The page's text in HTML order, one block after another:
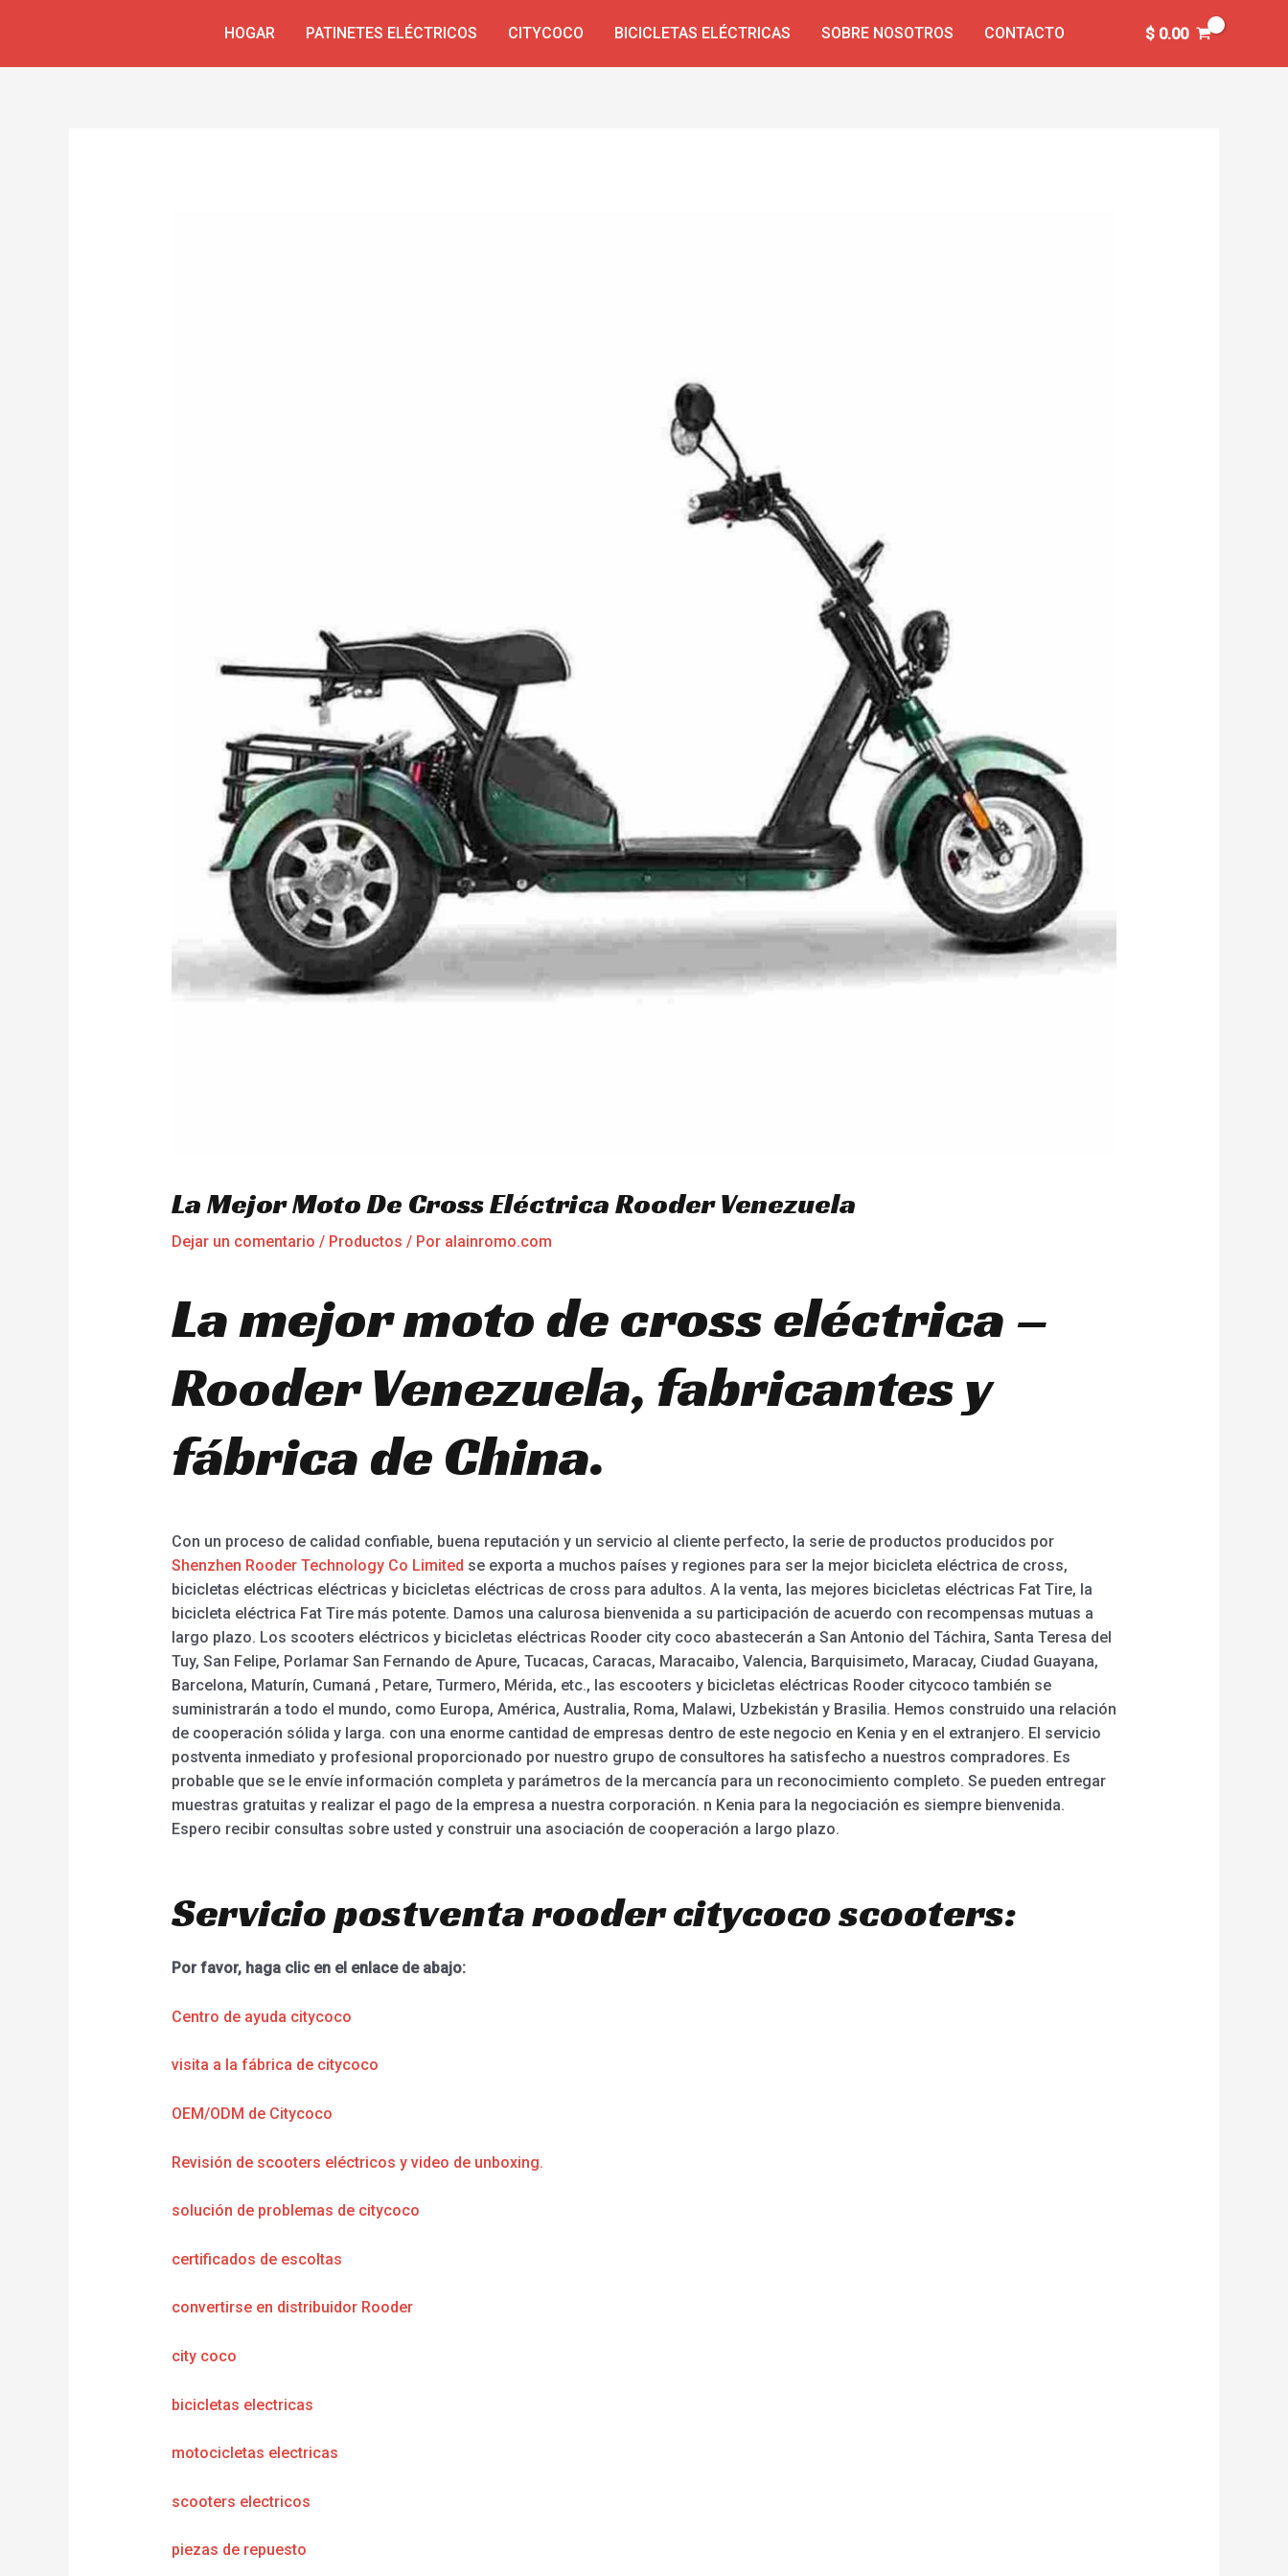
HOGAR PATINETES ELÉCTRICOS CITYCOCO BICICLETAS ELÉCTRICAS SOBRE NOSOTROS CONTACTO $0.00
La Mejor Moto De Cross Eléctrica Rooder Venezuela
Dejar un comentario / Productos / Por alainromo.com
La mejor moto de cross eléctrica –
Rooder Venezuela, fabricantes y
fábrica de China.
Con un proceso de calidad confiable, buena reputación y un servicio al cliente perfecto, la serie de productos producidos por
Shenzhen Rooder Technology Co Limited se exporta a muchos países y regiones para ser la mejor bicicleta eléctrica de cross,
bicicletas eléctricas eléctricas y bicicletas eléctricas de cross para adultos. A la venta, las mejores bicicletas eléctricas Fat Tire, la
bicicleta eléctrica Fat Tire más potente. Damos una calurosa bienvenida a su participación de acuerdo con recompensas mutuas a
largo plazo. Los scooters eléctricos y bicicletas eléctricas Rooder city coco abastecerán a San Antonio del Táchira, Santa Teresa del
Tuy, San Felipe, Porlamar San Fernando de Apure, Tucacas, Caracas, Maracaibo, Valencia, Barquisimeto, Maracay, Ciudad Guayana,
Barcelona, Maturín, Cumaná , Petare, Turmero, Mérida, etc., las escooters y bicicletas eléctricas Rooder citycoco también se
suministrarán a todo el mundo, como Europa, América, Australia, Roma, Malawi, Uzbekistán y Brasilia. Hemos construido una relación
de cooperación sólida y larga. con una enorme cantidad de empresas dentro de este negocio en Kenia y en el extranjero. El servicio
postventa inmediato y profesional proporcionado por nuestro grupo de consultores ha satisfecho a nuestros compradores. Es
probable que se le envíe información completa y parámetros de la mercancía para un reconocimiento completo. Se pueden entregar
muestras gratuitas y realizar el pago de la empresa a nuestra corporación. n Kenia para la negociación es siempre bienvenida.
Espero recibir consultas sobre usted y construir una asociación de cooperación a largo plazo.
Servicio postventa rooder citycoco scooters:
Por favor, haga clic en el enlace de abajo:
Centro de ayuda citycoco
visita a la fábrica de citycoco
OEM/ODM de Citycoco
Revisión de scooters eléctricos y video de unboxing.
solución de problemas de citycoco
certificados de escoltas
convertirse en distribuidor Rooder
city coco
bicicletas electricas
motocicletas electricas
scooters electricos
piezas de repuesto